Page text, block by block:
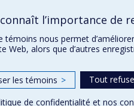
et audiologie
l’importance de
témoins nous permet
Web, alors que d’autres
les témoins > Tout
de confidentialité et nos